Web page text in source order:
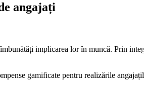
angajați
implicarea lor în muncă. Prin
gamificate pentru realizările